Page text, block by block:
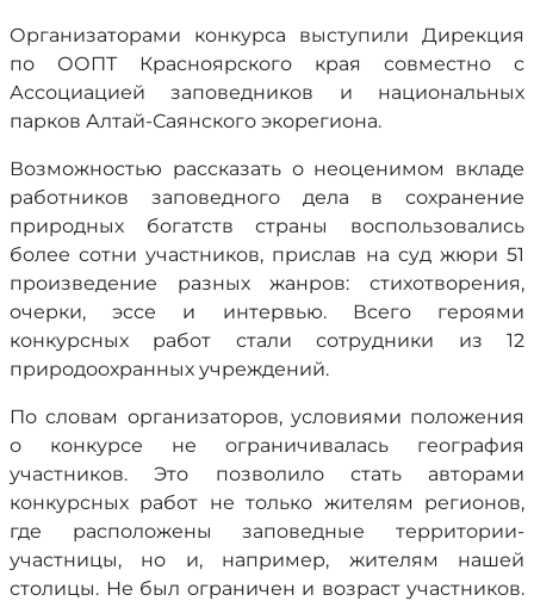
Организаторами конкурса выступили Дирекция
по ООПТ Красноярского края совместно с
Ассоциацией заповедников и национальных
парков Алтай-Саянского экорегиона.
Возможностью рассказать о неоценимом вкладе
работников заповедного дела в сохранение
природных богатств страны воспользовались
более сотни участников, прислав на суд жюри 51
произведение разных жанров: стихотворения,
очерки, эссе и интервью. Всего героями
конкурсных работ стали сотрудники из 12
природоохранных учреждений.
По словам организаторов, условиями положения
о конкурсе не ограничивалась география
участников. Это позволило стать авторами
конкурсных работ не только жителям регионов,
где расположены заповедные территории-
участницы, но и, например, жителям нашей
столицы. Не был ограничен и возраст участников.